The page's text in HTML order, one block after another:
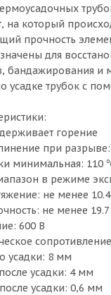
на который
прочность
для
бандажирования и
усадке трубок с
горение
при
минимальная: 110
в режиме
не менее
не менее
600 В
усадки: 8 мм
усадки: 4 мм
усадки: 0,6 мм